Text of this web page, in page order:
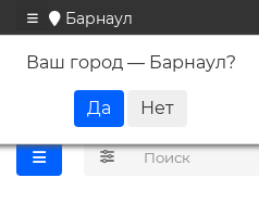
Барнаул
Ваш город — Барнаул?